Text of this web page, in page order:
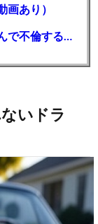
あり）
シンガーソングライター・平井大「なんで不倫するか知ってる？妥協で結婚するからさ。」←浅すぎると大炎上
いドラ